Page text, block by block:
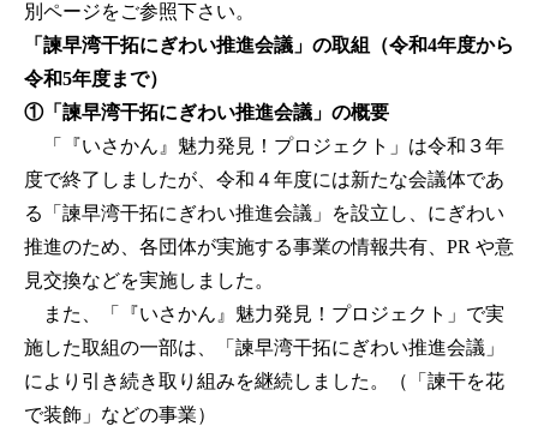
別ページをご参照下さい。
「諫早湾干拓にぎわい推進会議」の取組（令和4年度から
令和5年度まで）
①「諫早湾干拓にぎわい推進会議」の概要
「『いさかん』魅力発見！プロジェクト」は令和３年
度で終了しましたが、令和４年度には新たな会議体であ
る「諫早湾干拓にぎわい推進会議」を設立し、にぎわい
推進のため、各団体が実施する事業の情報共有、PR や意
見交換などを実施しました。
また、「『いさかん』魅力発見！プロジェクト」で実
施した取組の一部は、「諫早湾干拓にぎわい推進会議」
により引き続き取り組みを継続しました。（「諫干を花
で装飾」などの事業）